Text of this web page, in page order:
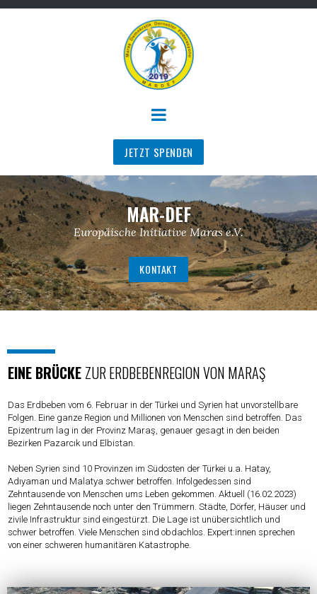
JETZT SPENDEN
MAR-DEF
Europäische Initiative Maras e.V.
KONTAKT
EINE BRÜCKE ZUR ERDBEBENREGION VON MARAŞ
Das Erdbeben vom 6. Februar in der Türkei und Syrien hat unvorstellbare
Folgen. Eine ganze Region und Millionen von Menschen sind betroffen. Das
Epizentrum lag in der Provinz Maraş, genauer gesagt in den beiden
Bezirken Pazarcık und Elbistan.
Neben Syrien sind 10 Provinzen im Südosten der Türkei u.a. Hatay,
Adıyaman und Malatya schwer betroffen. Infolgedessen sind
Zehntausende von Menschen ums Leben gekommen. Aktuell (16.02.2023)
liegen Zehntausende noch unter den Trümmern. Städte, Dörfer, Häuser und
zivile Infrastruktur sind eingestürzt. Die Lage ist unübersichtlich und
schwer betroffen. Viele Menschen sind obdachlos. Expert:innen sprechen
von einer schweren humanitären Katastrophe.